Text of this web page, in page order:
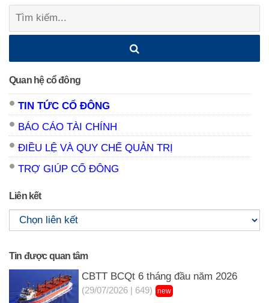
Tìm
Quan hệ cổ đông
TIN TỨC CỔ ĐÔNG
BÁO CÁO TÀI CHÍNH
ĐIỀU LỆ VÀ QUY CHẾ QUẢN TRỊ
TRỢ GIÚP CỔ ĐÔNG
Liên kết
Tin được quan tâm
CBTT BCQt 6 tháng đầu năm 2026
(29/07/2026 | 649) new